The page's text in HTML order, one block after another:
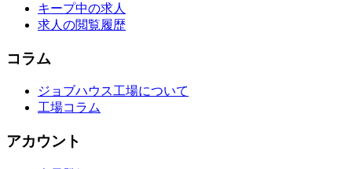
キープ中の求人
求人の閲覧履歴
コラム
ジョブハウス工場について
工場コラム
アカウント